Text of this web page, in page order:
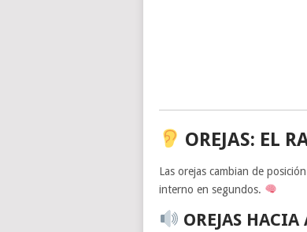
OREJAS: EL
Las orejas cambian de
interno en segundos.
OREJAS HACIA